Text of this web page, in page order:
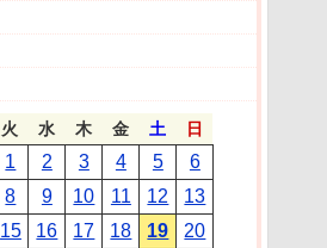
火 水 木 金 土 日
1 2 3 4 5
6
8 9 10 11 12
13
15 16 17 18 19
20